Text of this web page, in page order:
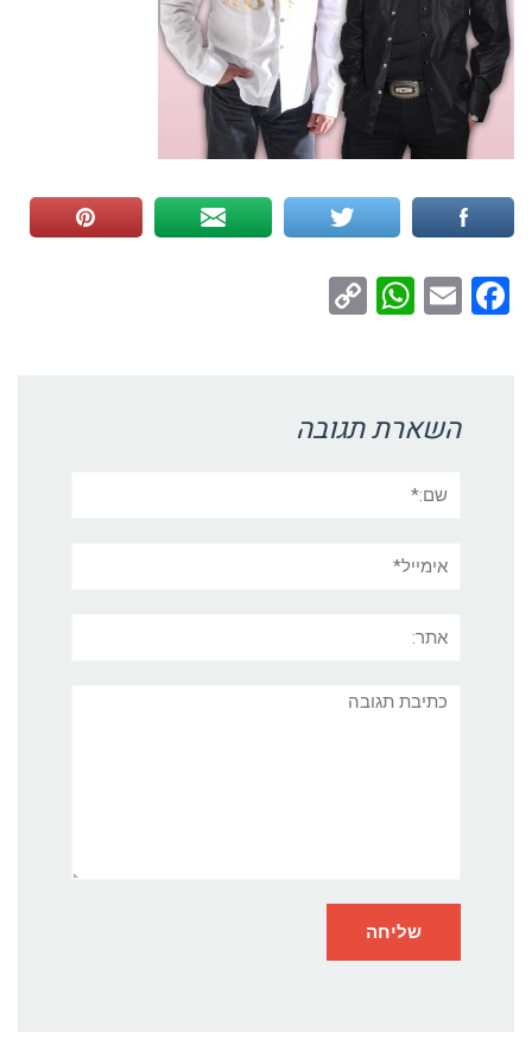
Facebook
Email
WhatsApp
השארת תגובה
תגובה